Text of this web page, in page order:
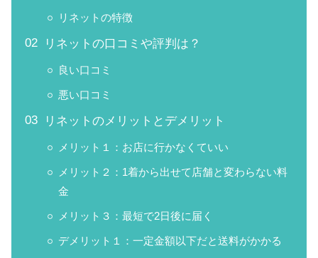
リネットの特徴
リネットの口コミや評判は？
良い口コミ
悪い口コミ
リネットのメリットとデメリット
メリット１：お店に行かなくていい
メリット２：1着から出せて店舗と変わらない料
金
メリット３：最短で2日後に届く
デメリット１：一定金額以下だと送料がかかる